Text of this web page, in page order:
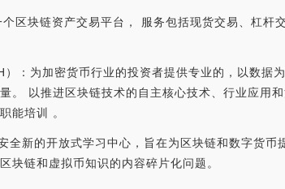
区块链资产交易平台， 服务包括现货交易、杠杆
：为加密货币行业的投资者提供专业的，以数据
。 以推进区块链技术的自主核心技术、行业应用
能培训 。
全新的开放式学习中心，旨在为区块链和数字货币
块链和虚拟币知识的内容碎片化问题。